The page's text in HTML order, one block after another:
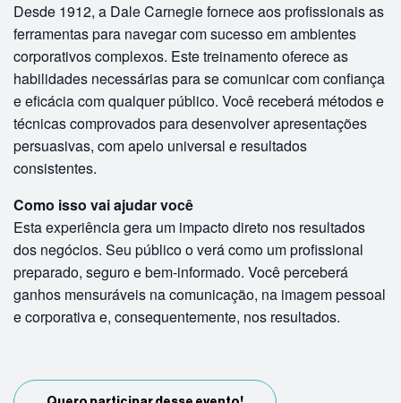
Desde 1912, a Dale Carnegie fornece aos profissionais as
ferramentas para navegar com sucesso em ambientes
corporativos complexos. Este treinamento oferece as
habilidades necessárias para se comunicar com confiança
e eficácia com qualquer público. Você receberá métodos e
técnicas comprovados para desenvolver apresentações
persuasivas, com apelo universal e resultados
consistentes.
Como isso vai ajudar você
Esta experiência gera um impacto direto nos resultados
dos negócios. Seu público o verá como um profissional
preparado, seguro e bem-informado. Você perceberá
ganhos mensuráveis na comunicação, na imagem pessoal
e corporativa e, consequentemente, nos resultados.